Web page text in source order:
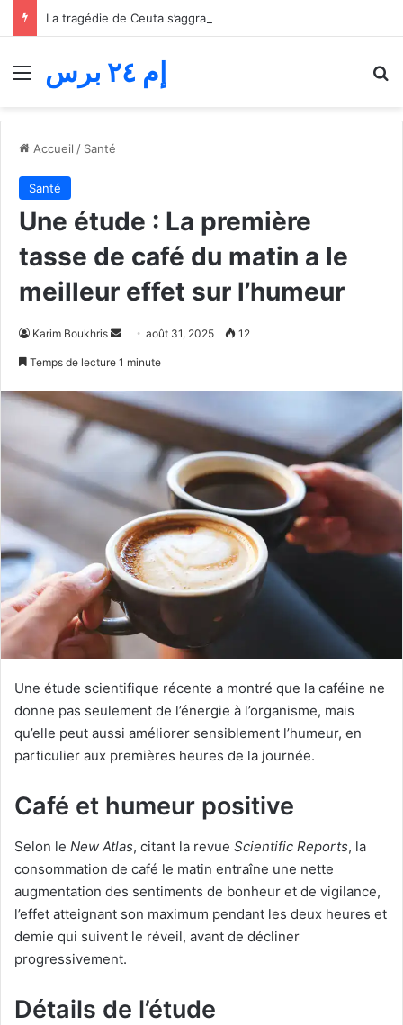
Menu إم ٢٤ برس
Accueil / Santé
Santé
Une étude : La première
tasse de café du matin a le
meilleur effet sur l’humeur
Karim Boukhris
Envoyeraoût 31, 2025 12
Temps de lecture 1 minute
Une étude scientifique récente a montré que la caféine ne
donne pas seulement de l’énergie à l’organisme, mais
qu’elle peut aussi améliorer sensiblement l’humeur, en
particulier aux premières heures de la journée.
Café et humeur positive
Selon le New Atlas, citant la revue Scientific Reports, la
consommation de café le matin entraîne une nette
augmentation des sentiments de bonheur et de vigilance,
l’effet atteignant son maximum pendant les deux heures et
demie qui suivent le réveil, avant de décliner
progressivement.
Détails de l’étude